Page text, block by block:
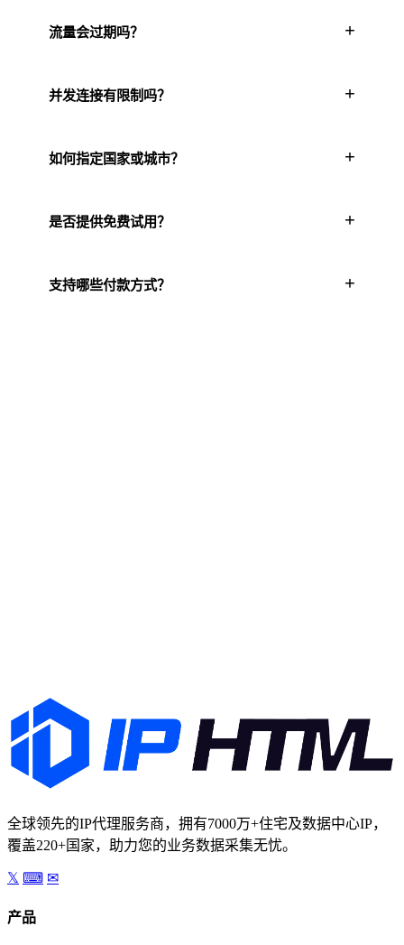
流量会过期吗？ +
并发连接有限制吗？ +
如何指定国家或城市？ +
是否提供免费试用？ +
支持哪些付款方式？ +
全球领先的IP代理服务商，拥有7000万+住宅及数据中心IP，
覆盖220+国家，助力您的业务数据采集无忧。
𝕏 ⌨ ✉
产品